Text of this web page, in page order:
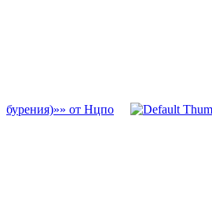
бурения)»» от Нцпо